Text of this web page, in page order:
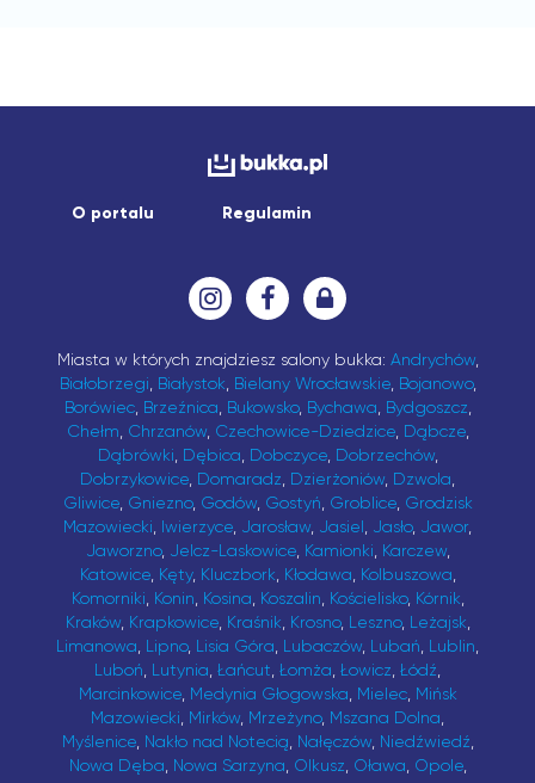
O portalu Regulamin
Miasta w których znajdziesz salony bukka: Andrychów,
Białobrzegi, Białystok, Bielany Wrocławskie, Bojanowo,
Borówiec, Brzeźnica, Bukowsko, Bychawa, Bydgoszcz,
Chełm, Chrzanów, Czechowice-Dziedzice, Dąbcze,
Dąbrówki, Dębica, Dobczyce, Dobrzechów,
Dobrzykowice, Domaradz, Dzierżoniów, Dzwola,
Gliwice, Gniezno, Godów, Gostyń, Groblice, Grodzisk
Mazowiecki, Iwierzyce, Jarosław, Jasiel, Jasło, Jawor,
Jaworzno, Jelcz-Laskowice, Kamionki, Karczew,
Katowice, Kęty, Kluczbork, Kłodawa, Kolbuszowa,
Komorniki, Konin, Kosina, Koszalin, Kościelisko, Kórnik,
Kraków, Krapkowice, Kraśnik, Krosno, Leszno, Leżajsk,
Limanowa, Lipno, Lisia Góra, Lubaczów, Lubań, Lublin,
Luboń, Lutynia, Łańcut, Łomża, Łowicz, Łódź,
Marcinkowice, Medynia Głogowska, Mielec, Mińsk
Mazowiecki, Mirków, Mrzeżyno, Mszana Dolna,
Myślenice, Nakło nad Notecią, Nałęczów, Niedźwiedź,
Nowa Dęba, Nowa Sarzyna, Olkusz, Oława, Opole,